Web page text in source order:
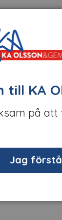
till KA
på att
Jag